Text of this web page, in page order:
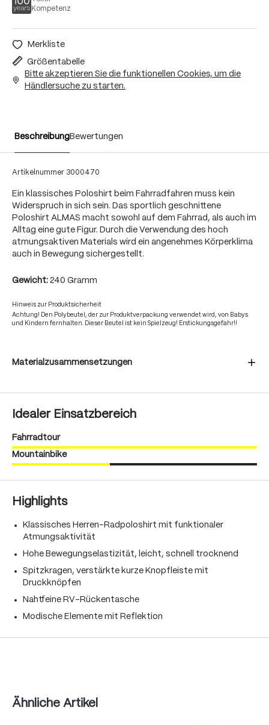
Kompetenz
Merkliste
Größentabelle
Bitte akzeptieren Sie die funktionellen Cookies, um die
Händlersuche zu starten.
BeschreibungBewertungen
Artikelnummer 3000470
Ein klassisches Poloshirt beim Fahrradfahren muss kein
Widerspruch in sich sein. Das sportlich geschnittene
Poloshirt ALMAS macht sowohl auf dem Fahrrad, als auch im
Alltag eine gute Figur. Durch die Verwendung des hoch
atmungsaktiven Materials wird ein angenehmes Körperklima
auch in Bewegung sichergestellt.
Gewicht: 240 Gramm
Hinweis zur Produktsicherheit
Achtung! Den Polybeutel, der zur Produktverpackung verwendet wird, von Babys
und Kindern fernhalten. Dieser Beutel ist kein Spielzeug! Erstickungsgefahr!!
Materialzusammensetzungen
Idealer Einsatzbereich
Fahrradtour
Mountainbike
Highlights
Klassisches Herren-Radpoloshirt mit funktionaler
Atmungsaktivität
Hohe Bewegungselastizität, leicht, schnell trocknend
Spitzkragen, verstärkte kurze Knopfleiste mit
Druckknöpfen
Nahtfeine RV-Rückentasche
Modische Elemente mit Reflektion
Produktgalerie überspringen
Ähnliche Artikel